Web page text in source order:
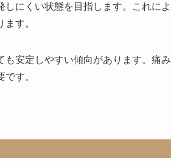
にくい状態を目指します。これによ
す。
安定しやすい傾向があります。痛み
す。